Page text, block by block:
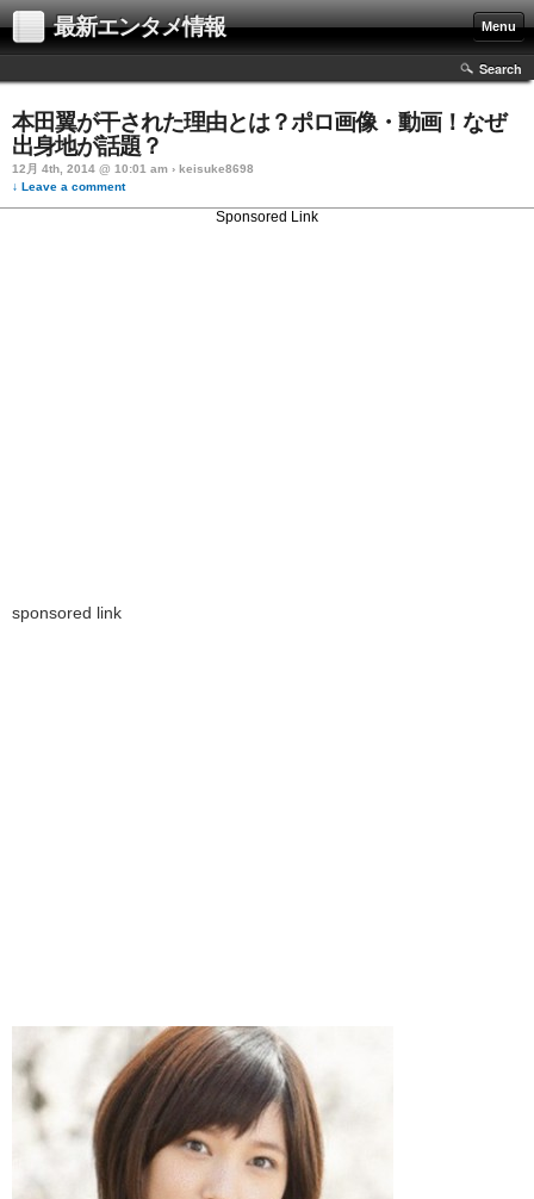
最新エンタメ情報 Menu
Search
本田翼が干された理由とは？ポロ画像・動画！なぜ
出身地が話題？
12月 4th, 2014 @ 10:01 am › keisuke8698
↓ Leave a comment
Sponsored Link
sponsored link